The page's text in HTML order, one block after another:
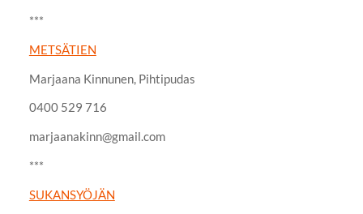
***
METSÄTIEN
Marjaana Kinnunen, Pihtipudas
0400 529 716
marjaanakinn@gmail.com
***
SUKANSYÖJÄN